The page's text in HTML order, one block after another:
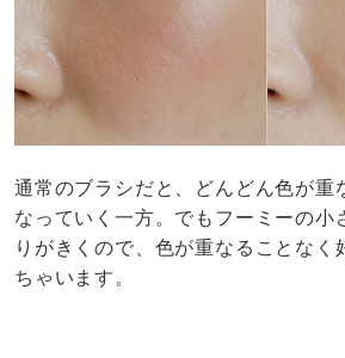
通常のブラシだと、どんどん色が重
なっていく一方。でもフーミーの小
りがきくので、色が重なることなく
ちゃいます。